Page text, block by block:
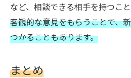
など、相談できる相手を持つこと
客観的な意見をもらうことで、
つかることもあります。
まとめ